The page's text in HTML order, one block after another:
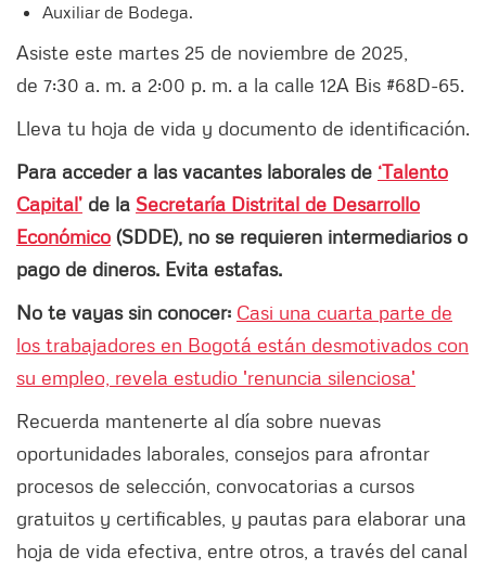
Auxiliar de Bodega.
Asiste este martes 25 de noviembre de 2025,
de 7:30 a. m. a 2:00 p. m. a la calle 12A Bis #68D-65.
Lleva tu hoja de vida y documento de identificación.
Para acceder a las vacantes laborales de ‘Talento
Capital’ de la Secretaría Distrital de Desarrollo
Económico (SDDE), no se requieren intermediarios o
pago de dineros. Evita estafas.
No te vayas sin conocer: Casi una cuarta parte de
los trabajadores en Bogotá están desmotivados con
su empleo, revela estudio 'renuncia silenciosa'
Recuerda mantenerte al día sobre nuevas
oportunidades laborales, consejos para afrontar
procesos de selección, convocatorias a cursos
gratuitos y certificables, y pautas para elaborar una
hoja de vida efectiva, entre otros, a través del canal